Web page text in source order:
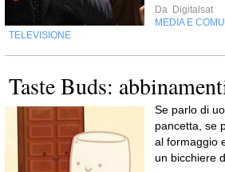
Da Digitalsat
MEDIA E
TELEVISIONE
Taste Buds:
Se parlo di
pancetta, se
al formaggio
un bicchiere